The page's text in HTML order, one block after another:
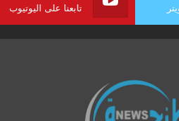
تابعنا على اليوتيوب